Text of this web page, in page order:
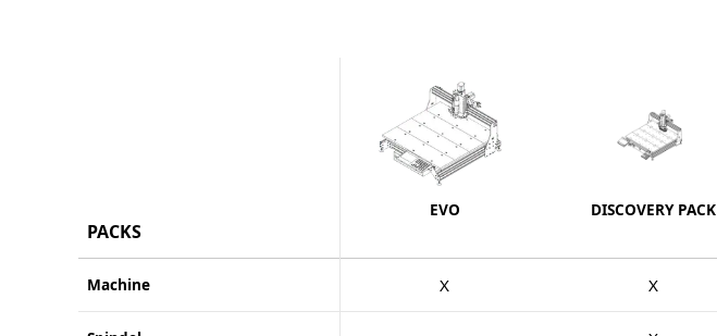
PACKS
EVO DISCOVERY PACK
Machine X X